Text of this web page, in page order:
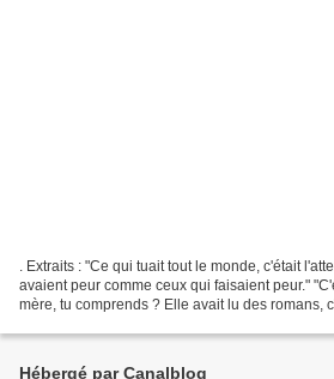
. Extraits : "Ce qui tuait tout le monde, c'était
avaient peur comme ceux qui faisaient peur."
mère, tu comprends ? Elle avait lu des romans,
Hébergé par Canalblog